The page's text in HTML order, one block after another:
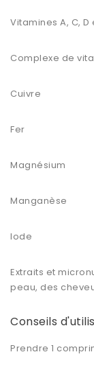
Vitamines A, C, D
Complexe de
Cuivre
Fer
Magnésium
Manganèse
Iode
Extraits et
peau, des
Conseils
Prendre 1